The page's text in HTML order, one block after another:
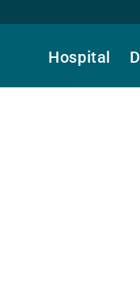
Hospital